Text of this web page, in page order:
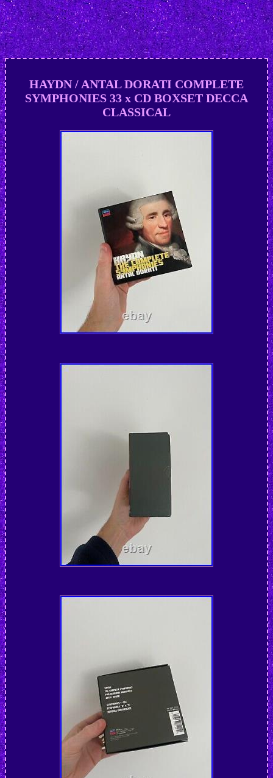
HAYDN / ANTAL DORATI COMPLETE
SYMPHONIES 33 x CD BOXSET DECCA
CLASSICAL